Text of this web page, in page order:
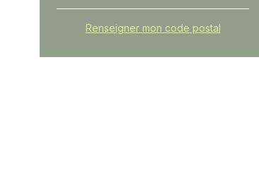
Renseigner mon code postal